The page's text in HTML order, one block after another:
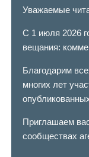
Уважаемые
С 1 июля 2026
вещания:
Благодарим
многих лет
Приглашаем
сообществах